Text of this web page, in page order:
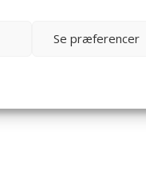
Se præferencer
gamle.
almindelige er at se
kaninen har evt.